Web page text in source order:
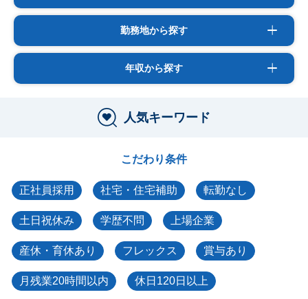
勤務地から探す
年収から探す
人気キーワード
こだわり条件
正社員採用 社宅・住宅補助 転勤なし
土日祝休み 学歴不問 上場企業
産休・育休あり フレックス 賞与あり
月残業20時間以内 休日120日以上